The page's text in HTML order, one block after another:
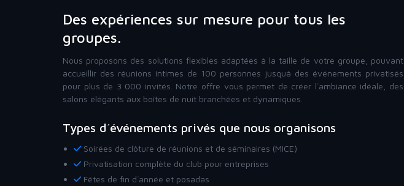
Des expériences sur mesure pour tous les
groupes.
Nous proposons des solutions flexibles adaptées à la taille de votre groupe, pouvant
accueillir des réunions intimes de 100 personnes jusquà des événements privatisés
pour plus de 3 000 invités. Notre offre vous permet de créer l´ambiance idéale, des
salons élégants aux boîtes de nuit branchées et dynamiques.
Types d´événements privés que nous organisons
Soirées de clôture de réunions et de séminaires (MICE)
Privatisation complète du club pour entreprises
Fêtes de fin d´année et posadas